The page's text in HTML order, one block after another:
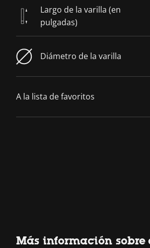
Largo de la varilla (en
pulgadas)
Diámetro de la varilla
A la lista de favoritos
Más información sobre